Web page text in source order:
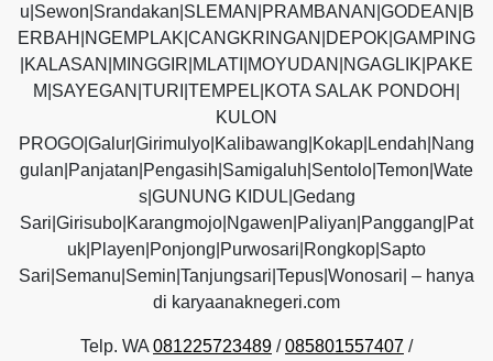
u|Sewon|Srandakan|SLEMAN|PRAMBANAN|GODEAN|B
ERBAH|NGEMPLAK|CANGKRINGAN|DEPOK|GAMPING
|KALASAN|MINGGIR|MLATI|MOYUDAN|NGAGLIK|PAKE
M|SAYEGAN|TURI|TEMPEL|KOTA SALAK PONDOH|
KULON
PROGO|Galur|Girimulyo|Kalibawang|Kokap|Lendah|Nang
gulan|Panjatan|Pengasih|Samigaluh|Sentolo|Temon|Wate
s|GUNUNG KIDUL|Gedang
Sari|Girisubo|Karangmojo|Ngawen|Paliyan|Panggang|Pat
uk|Playen|Ponjong|Purwosari|Rongkop|Sapto
Sari|Semanu|Semin|Tanjungsari|Tepus|Wonosari| – hanya
di karyaanaknegeri.com
Telp. WA 081225723489 /085801557407 /